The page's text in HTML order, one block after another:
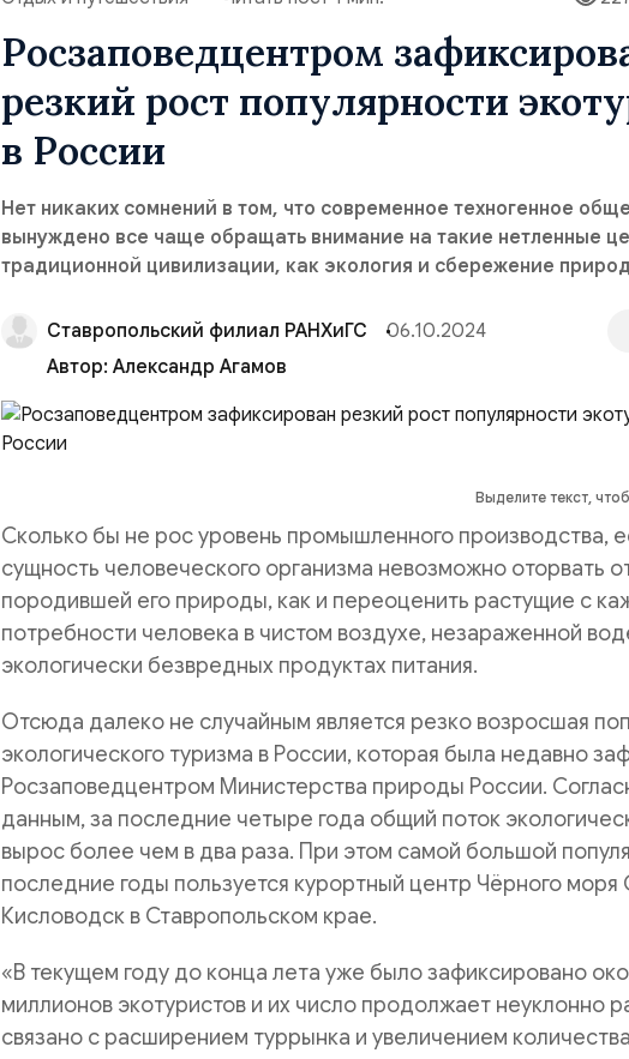
Росзаповедцентром
резкий рост популярности
в России
Нет никаких сомнений в том, что современное техногенное
вынуждено все чаще обращать внимание на такие нетленные
традиционной цивилизации, как экология и сбережение
Ставропольский филиал РАНХиГС 06.10.2024
Автор: Александр Агамов
Выделите текст,
Сколько бы не рос уровень промышленного производства,
сущность человеческого организма невозможно оторвать
породившей его природы, как и переоценить растущие с
потребности человека в чистом воздухе, незараженной
экологически безвредных продуктах питания.
Отсюда далеко не случайным является резко возросшая
экологического туризма в России, которая была недавно
Росзаповедцентром Министерства природы России.
данным, за последние четыре года общий поток
вырос более чем в два раза. При этом самой большой
последние годы пользуется курортный центр Чёрного моря
Кисловодск в Ставропольском крае.
«В текущем году до конца лета уже было зафиксировано
миллионов экотуристов и их число продолжает неуклонно
связано с расширением туррынка и увеличением